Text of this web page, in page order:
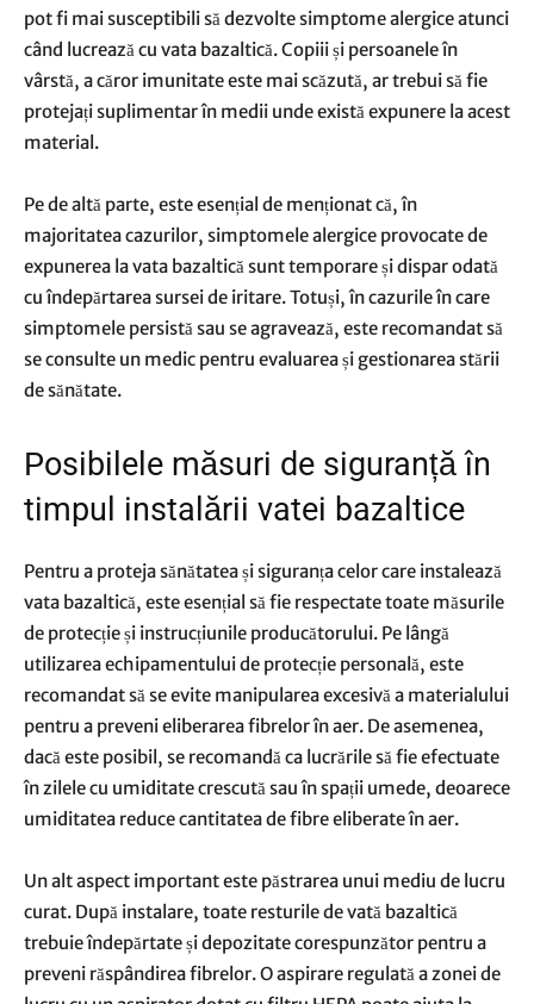
pot fi mai susceptibili să dezvolte simptome alergice atunci
când lucrează cu vata bazaltică. Copiii și persoanele în
vârstă, a căror imunitate este mai scăzută, ar trebui să fie
protejați suplimentar în medii unde există expunere la acest
material.
Pe de altă parte, este esențial de menționat că, în
majoritatea cazurilor, simptomele alergice provocate de
expunerea la vata bazaltică sunt temporare și dispar odată
cu îndepărtarea sursei de iritare. Totuși, în cazurile în care
simptomele persistă sau se agravează, este recomandat să
se consulte un medic pentru evaluarea și gestionarea stării
de sănătate.
Posibilele măsuri de siguranță în
timpul instalării vatei bazaltice
Pentru a proteja sănătatea și siguranța celor care instalează
vata bazaltică, este esențial să fie respectate toate măsurile
de protecție și instrucțiunile producătorului. Pe lângă
utilizarea echipamentului de protecție personală, este
recomandat să se evite manipularea excesivă a materialului
pentru a preveni eliberarea fibrelor în aer. De asemenea,
dacă este posibil, se recomandă ca lucrările să fie efectuate
în zilele cu umiditate crescută sau în spații umede, deoarece
umiditatea reduce cantitatea de fibre eliberate în aer.
Un alt aspect important este păstrarea unui mediu de lucru
curat. După instalare, toate resturile de vată bazaltică
trebuie îndepărtate și depozitate corespunzător pentru a
preveni răspândirea fibrelor. O aspirare regulată a zonei de